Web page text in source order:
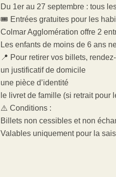
Du 1er au 27 septembre : tous
🎟️ Entrées gratuites pour les
Colmar Agglomération offre 2
Les enfants de moins de 6 ans
📍 Pour retirer vos billets,
un justificatif de domicile
une pièce d’identité
le livret de famille (si retrait pour
⚠️ Conditions :
Billets non cessibles et non
Valables uniquement pour la